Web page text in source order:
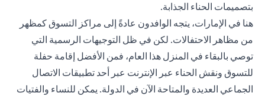
بتصميمات الحناء الجذابة.
هنا في الإمارات، يتجه الوافدون عادةً إلى مراكز التسوق كمظهر
من مظاهر الاحتفالات. لكن في ظل التوجيهات الرسمية التي
توصي بالبقاء في المنزل هذا العام، فمن الأفضل إقامة حفلة
للتسوق ونقش الحناء عبر الإنترنت عبر أحد تطبيقات الاتصال
الجماعي العديدة والمتاحة الآن في الدولة. يمكن للنساء والفتيات